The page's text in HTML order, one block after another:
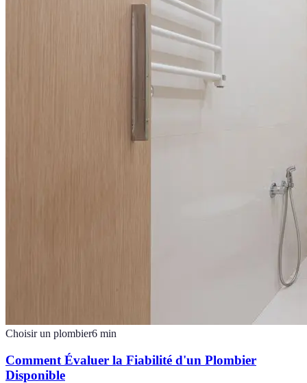
Choisir un plombier6 min
Comment Évaluer la Fiabilité d'un Plombier
Disponible